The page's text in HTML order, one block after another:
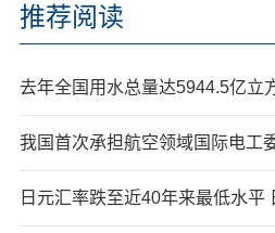
推荐阅读
去年全国用水总量达5944.5亿立
我国首次承担航空领域国际电工
日元汇率跌至近40年来最低水平